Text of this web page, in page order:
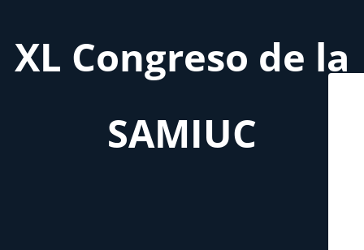
XL Congreso de la
SAMIUC